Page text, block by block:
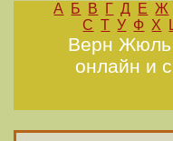
А Б В Г Д Е Ж
С Т У Ф Х
Верн Жюль
онлайн и